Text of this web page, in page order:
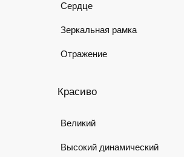
Сердце
Зеркальная рамка
Отражение
Красиво
Великий
Высокий динамический